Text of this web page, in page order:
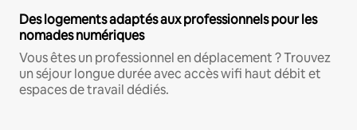
Des logements adaptés aux professionnels pour les
nomades numériques
Vous êtes un professionnel en déplacement ? Trouvez
un séjour longue durée avec accès wifi haut débit et
espaces de travail dédiés.